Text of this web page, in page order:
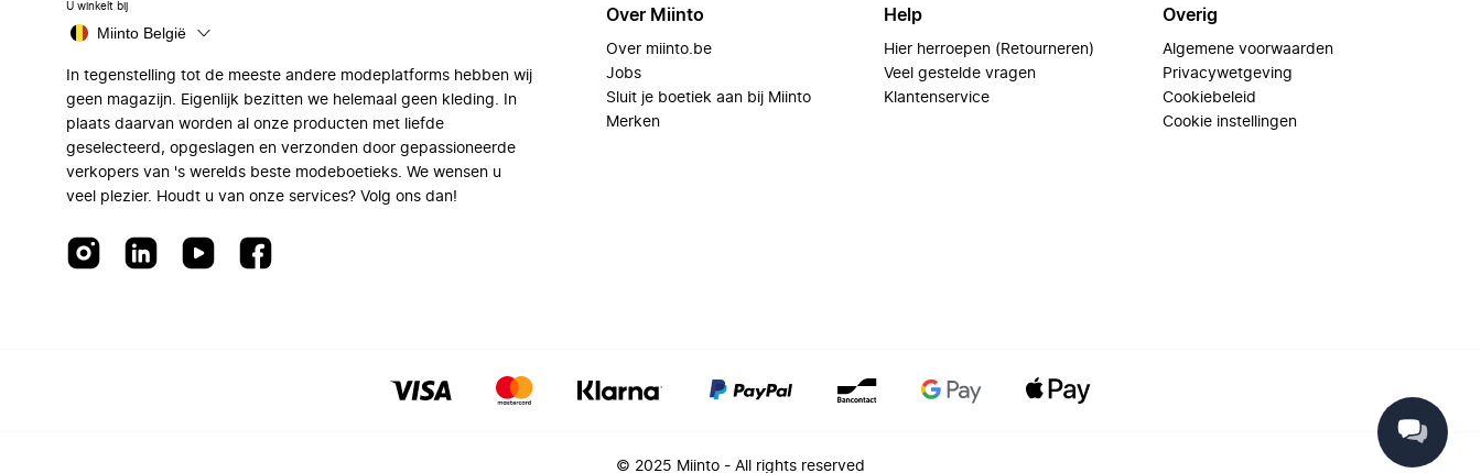
U winkelt bij
Miinto België
In tegenstelling tot de meeste andere modeplatforms hebben wij
geen magazijn. Eigenlijk bezitten we helemaal geen kleding. In
plaats daarvan worden al onze producten met liefde
geselecteerd, opgeslagen en verzonden door gepassioneerde
verkopers van 's werelds beste modeboetieks. We wensen u
veel plezier. Houdt u van onze services? Volg ons dan!
Over Miinto
Over miinto.be
Jobs
Sluit je boetiek aan bij Miinto
Merken
Help
Hier herroepen (Retourneren)
Veel gestelde vragen
Klantenservice
Overig
Algemene voorwaarden
Privacywetgeving
Cookiebeleid
Cookie instellingen
© 2025 Miinto - All rights reserved